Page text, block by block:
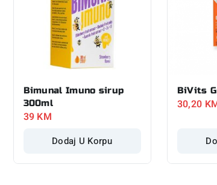
Bimunal Imuno sirup
300ml
39 KM
Dodaj U Korpu
BiVits
30,20